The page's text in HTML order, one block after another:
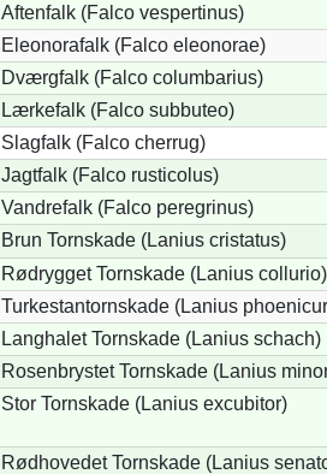
Aftenfalk (Falco vespertinus)
Eleonorafalk (Falco eleonorae)
Dværgfalk (Falco columbarius)
Lærkefalk (Falco subbuteo)
Slagfalk (Falco cherrug)
Jagtfalk (Falco rusticolus)
Vandrefalk (Falco peregrinus)
Brun Tornskade (Lanius cristatus)
Rødrygget Tornskade (Lanius collurio)
Turkestantornskade (Lanius
Langhalet Tornskade (Lanius schach)
Rosenbrystet Tornskade (Lanius
Stor Tornskade (Lanius excubitor)
Rødhovedet Tornskade (Lanius